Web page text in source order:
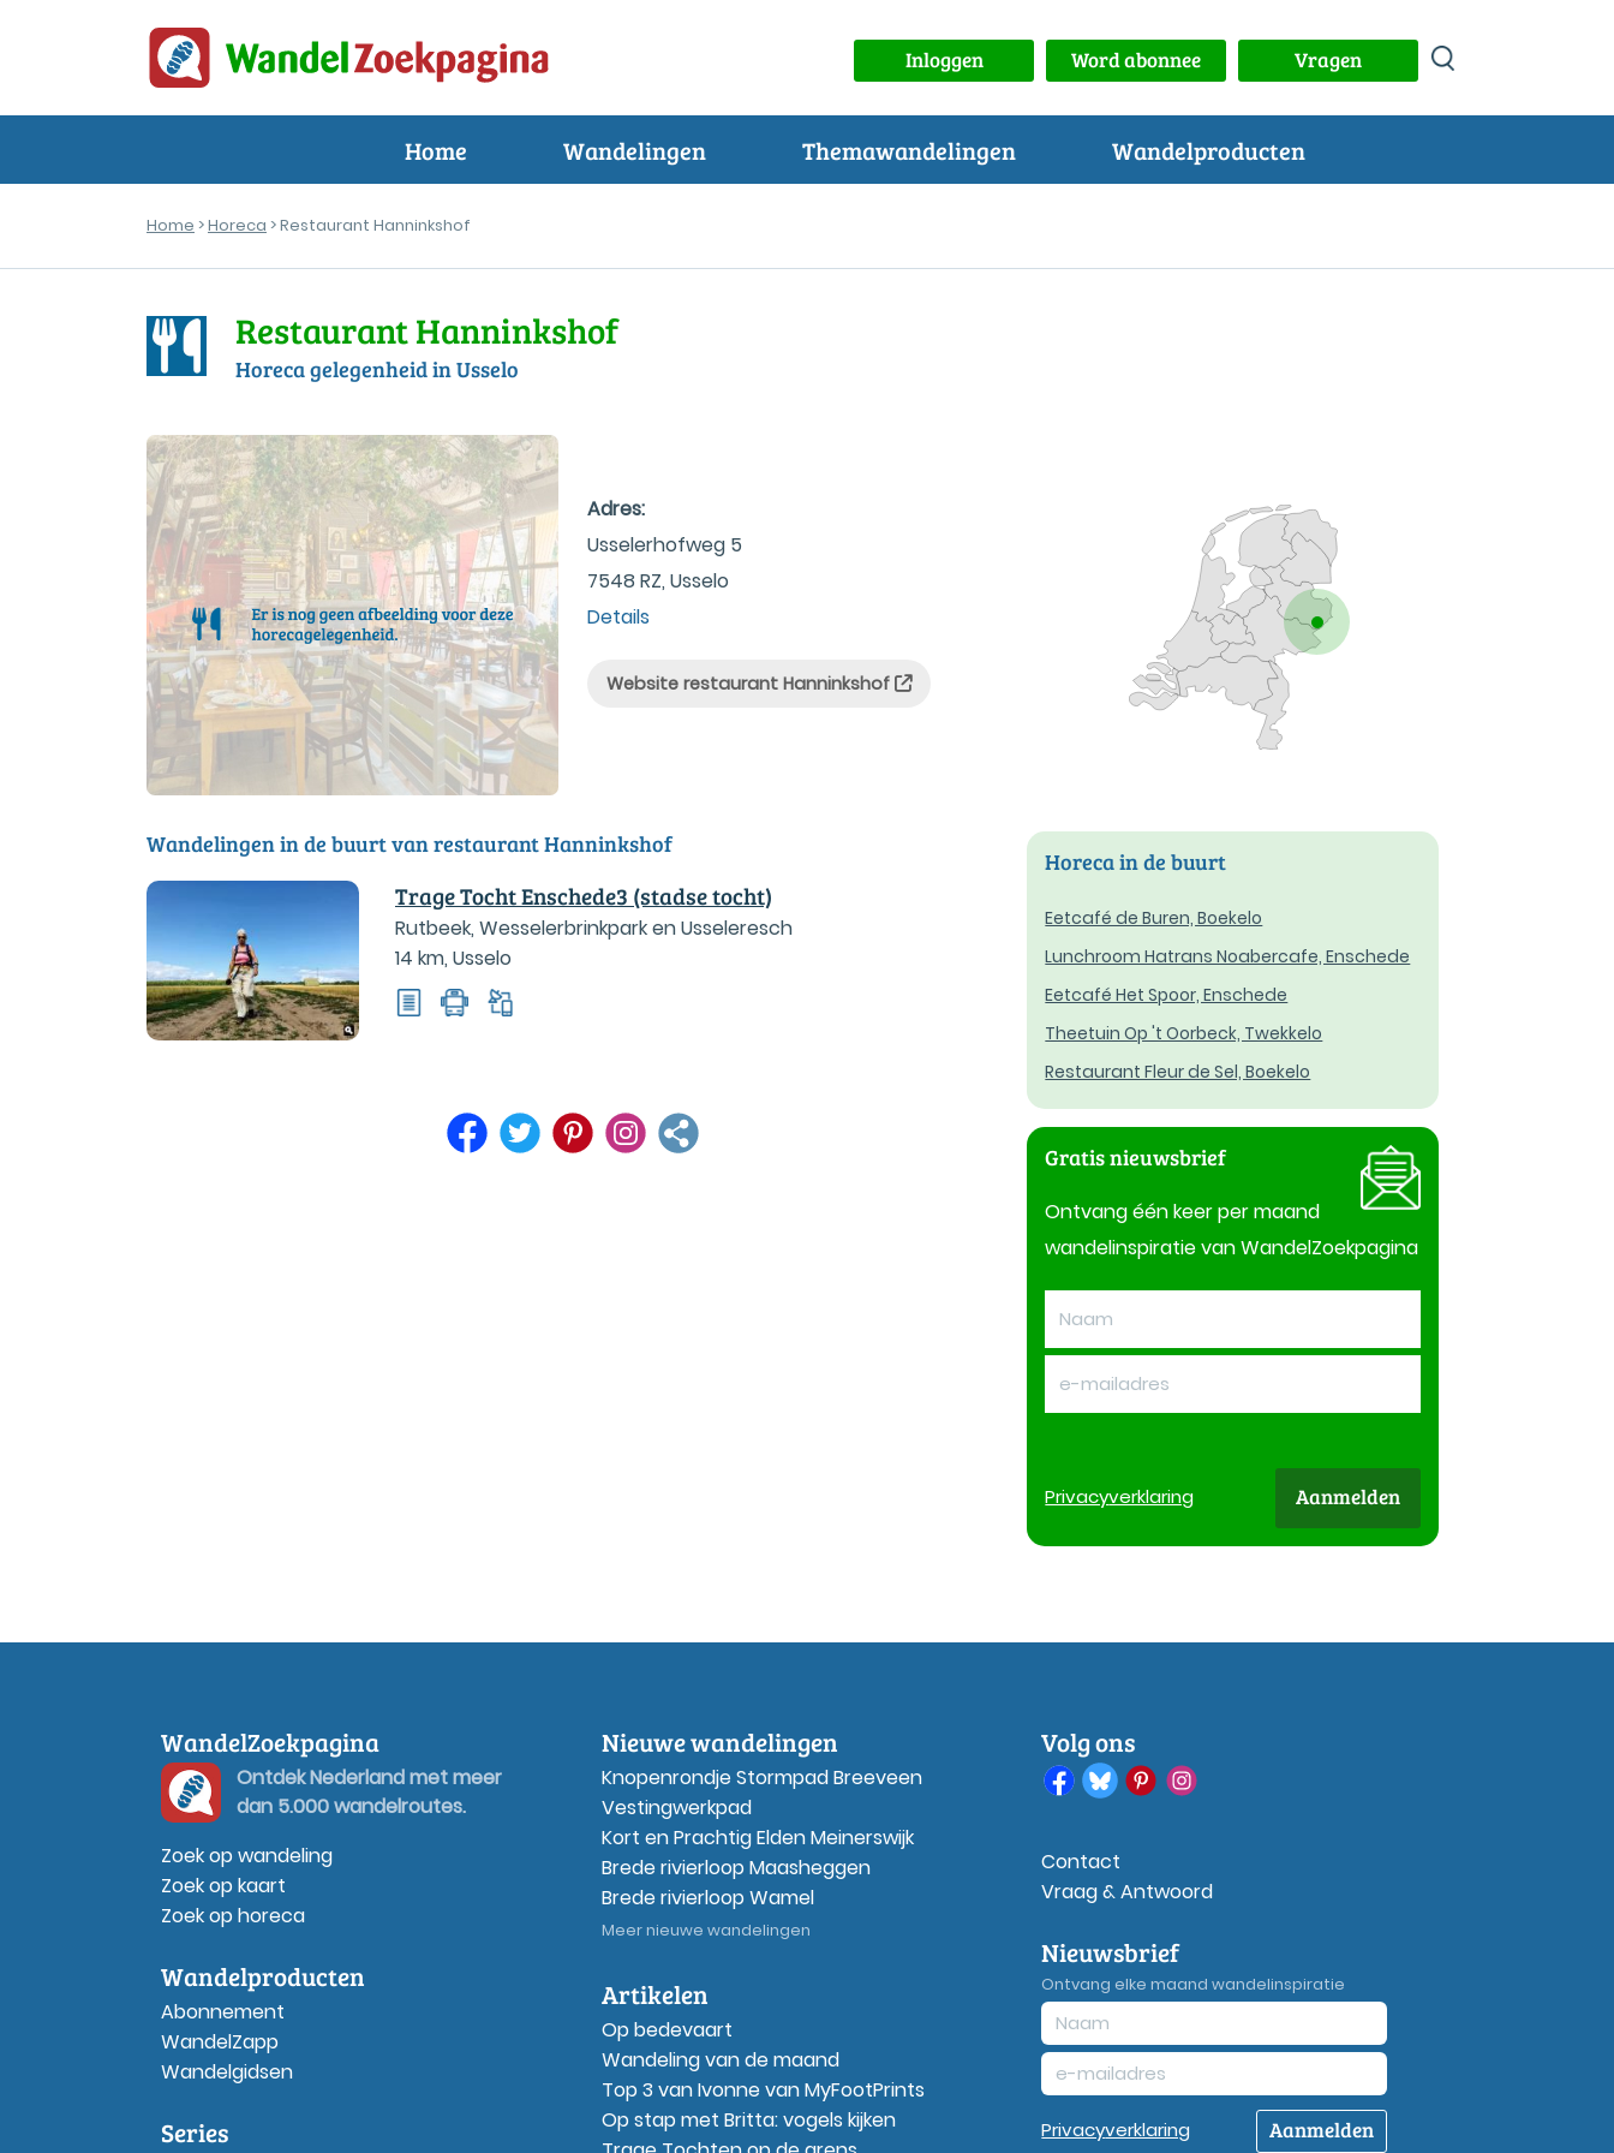
Inloggen Word abonnee Vragen
Home Wandelingen Themawandelingen Wandelproducten
Home >Horeca > Restaurant Hanninkshof
Restaurant Hanninkshof
Horeca gelegenheid in Usselo
Adres:
Usselerhofweg 5
7548 RZ, Usselo
Details
Website restaurant Hanninkshof
Wandelingen in de buurt van restaurant Hanninkshof
Trage Tocht Enschede3 (stadse tocht)
Rutbeek, Wesselerbrinkpark en Usseleresch
14 km, Usselo
Horeca in de buurt
Eetcafé de Buren, Boekelo
Lunchroom Hatrans Noabercafe, Enschede
Eetcafé Het Spoor, Enschede
Theetuin Op 't Oorbeck, Twekkelo
Restaurant Fleur de Sel, Boekelo
Gratis nieuwsbrief
Ontvang één keer per maand
wandelinspiratie van WandelZoekpagina
Privacyverklaring Aanmelden
WandelZoekpagina
Ontdek Nederland met meer
dan 5.000 wandelroutes.
Zoek op wandeling
Zoek op kaart
Zoek op horeca
Wandelproducten
Abonnement
WandelZapp
Wandelgidsen
Series
Nieuwe wandelingen
Knopenrondje Stormpad Breeveen
Vestingwerkpad
Kort en Prachtig Elden Meinerswijk
Brede rivierloop Maasheggen
Brede rivierloop Wamel
Meer nieuwe wandelingen
Artikelen
Op bedevaart
Wandeling van de maand
Top 3 van Ivonne van MyFootPrints
Op stap met Britta: vogels kijken
Volg ons
Contact
Vraag & Antwoord
Nieuwsbrief
Ontvang elke maand wandelinspiratie
Privacyverklaring Aanmelden